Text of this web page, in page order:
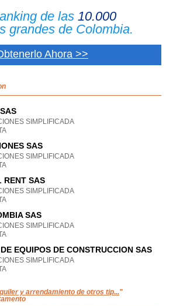
de las 10.000
grandes de Colombia.
Ahora >>
SIMPLIFICADA
SAS
SIMPLIFICADA
RENT SAS
SIMPLIFICADA
SAS
SIMPLIFICADA
EQUIPOS DE CONSTRUCCION SAS
SIMPLIFICADA
y arrendamiento de otros tip..."